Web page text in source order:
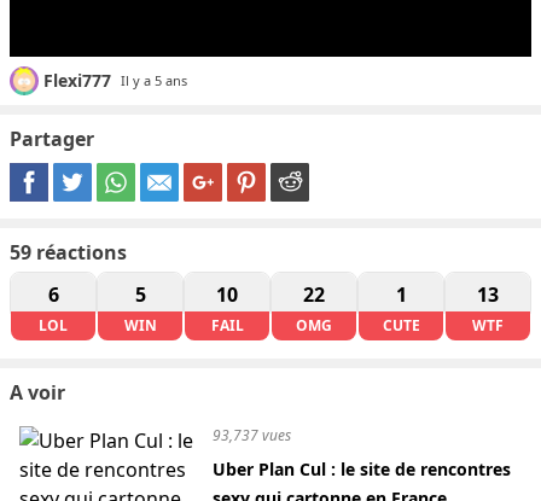
Flexi777 Il y a 5 ans
Partager
59 réactions
6
LOL
5
WIN
10
FAIL
22
OMG
1
CUTE
13
WTF
A voir
93,737 vues
Uber Plan Cul : le site de rencontres